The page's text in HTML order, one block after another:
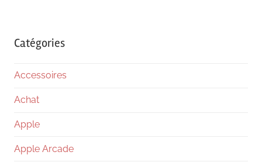
Catégories
Accessoires
Achat
Apple
Apple Arcade